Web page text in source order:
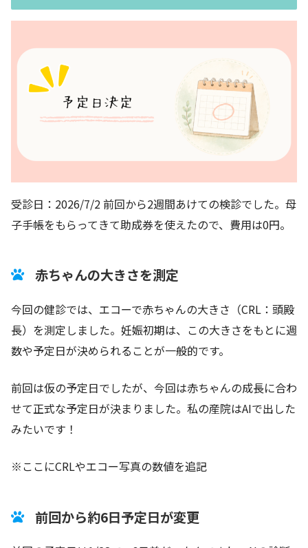
受診日：2026/7/2 前回から2週間あけての検診でした。母
子手帳をもらってきて助成券を使えたので、費用は0円。
赤ちゃんの大きさを測定
今回の健診では、エコーで赤ちゃんの大きさ（CRL：頭殿
長）を測定しました。妊娠初期は、この大きさをもとに週
数や予定日が決められることが一般的です。
前回は仮の予定日でしたが、今回は赤ちゃんの成長に合わ
せて正式な予定日が決まりました。私の産院はAIで出した
みたいです！
※ここにCRLやエコー写真の数値を追記
前回から約6日予定日が変更